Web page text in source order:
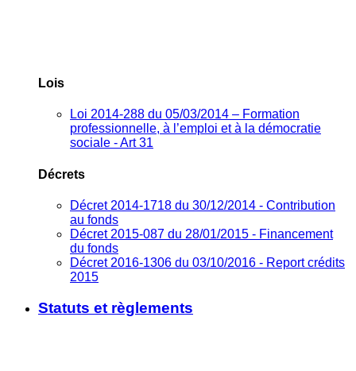
Lois
Loi 2014-288 du 05/03/2014 – Formation
professionnelle, à l’emploi et à la démocratie
sociale - Art 31
Décrets
Décret 2014-1718 du 30/12/2014 - Contribution
au fonds
Décret 2015-087 du 28/01/2015 - Financement
du fonds
Décret 2016-1306 du 03/10/2016 - Report crédits
2015
Statuts et règlements